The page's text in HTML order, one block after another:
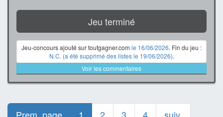
Jeu terminé
Jeu-concours ajouté sur toutgagner.com le 16/06/2026. Fin du jeu :
N.C. (a été supprimé des listes le 19/06/2026).
Voir les commentaires